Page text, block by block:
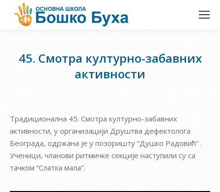
45. Смотра културно-забавних
активности
Традиционална 45. Смотра културно-забавних
активности, у организацији Друштва дефектолога
Београда, одржана је у позоришту “Душко Радовић” .
Ученици, чланови ритмичке секције наступили су са
тачком “Слатка мала”.